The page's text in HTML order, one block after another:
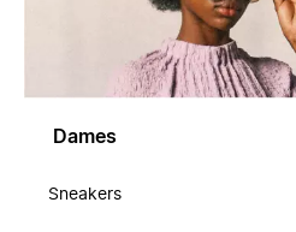
Dames
Sneakers